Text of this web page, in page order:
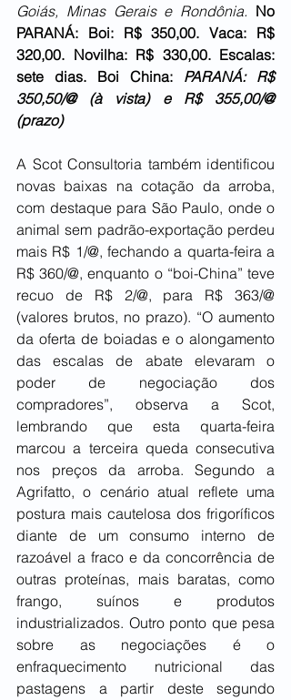
Goiás, Minas Gerais e Rondônia. No
PARANÁ: Boi: R$ 350,00. Vaca: R$
320,00. Novilha: R$ 330,00. Escalas:
sete dias. Boi China: PARANÁ: R$
350,50/@ (à vista) e R$ 355,00/@
(prazo)
A Scot Consultoria também identificou
novas baixas na cotação da arroba,
com destaque para São Paulo, onde o
animal sem padrão-exportação perdeu
mais R$ 1/@, fechando a quarta-feira a
R$ 360/@, enquanto o “boi-China” teve
recuo de R$ 2/@, para R$ 363/@
(valores brutos, no prazo). “O aumento
da oferta de boiadas e o alongamento
das escalas de abate elevaram o
poder de negociação dos
compradores”, observa a Scot,
lembrando que esta quarta-feira
marcou a terceira queda consecutiva
nos preços da arroba. Segundo a
Agrifatto, o cenário atual reflete uma
postura mais cautelosa dos frigoríficos
diante de um consumo interno de
razoável a fraco e da concorrência de
outras proteínas, mais baratas, como
frango, suínos e produtos
industrializados. Outro ponto que pesa
sobre as negociações é o
enfraquecimento nutricional das
pastagens a partir deste segundo